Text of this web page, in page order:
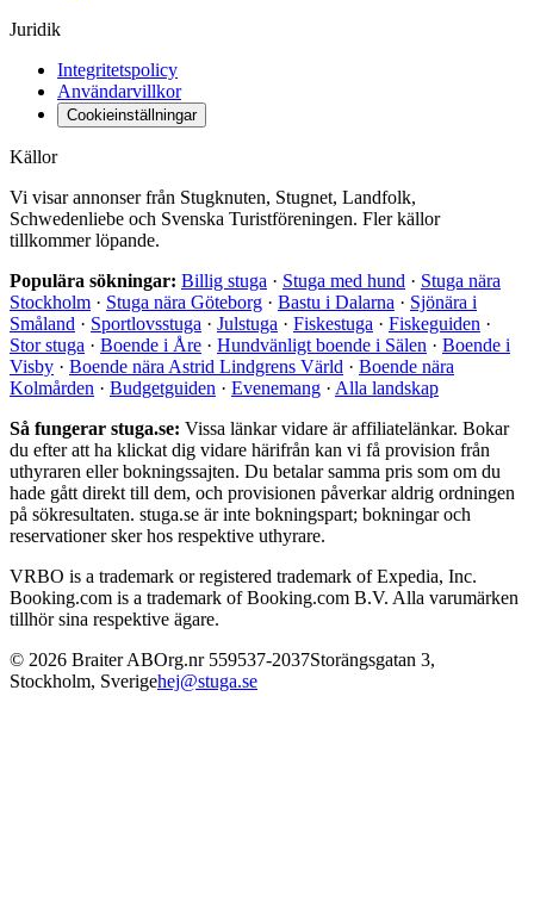
Juridik
Integritetspolicy
Användarvillkor
Cookieinställningar
Källor
Vi visar annonser från Stugknuten, Stugnet, Landfolk,
Schwedenliebe och Svenska Turistföreningen. Fler källor
tillkommer löpande.
Populära sökningar: Billig stuga · Stuga med hund · Stuga nära
Stockholm · Stuga nära Göteborg · Bastu i Dalarna · Sjönära i
Småland · Sportlovsstuga · Julstuga · Fiskestuga · Fiskeguiden ·
Stor stuga · Boende i Åre · Hundvänligt boende i Sälen · Boende i
Visby · Boende nära Astrid Lindgrens Värld · Boende nära
Kolmården · Budgetguiden · Evenemang · Alla landskap
Så fungerar stuga.se: Vissa länkar vidare är affiliatelänkar. Bokar
du efter att ha klickat dig vidare härifrån kan vi få provision från
uthyraren eller bokningssajten. Du betalar samma pris som om du
hade gått direkt till dem, och provisionen påverkar aldrig ordningen
på sökresultaten. stuga.se är inte bokningspart; bokningar och
reservationer sker hos respektive uthyrare.
VRBO is a trademark or registered trademark of Expedia, Inc.
Booking.com is a trademark of Booking.com B.V. Alla varumärken
tillhör sina respektive ägare.
© 2026 Braiter ABOrg.nr 559537-2037Storängsgatan 3,
Stockholm, Sverigehej@stuga.se